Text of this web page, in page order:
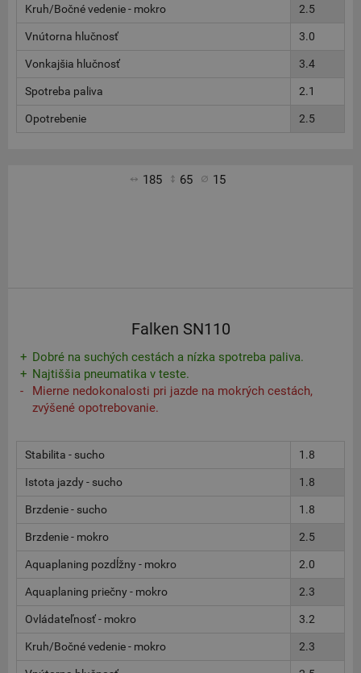
Kruh/Bočné vedenie - mokro 2.5
Vnútorna hlučnosť 3.0
Vonkajšia hlučnosť 3.4
Spotreba paliva 2.1
Opotrebenie 2.5
185 65 15
Falken SN110
Dobré na suchých cestách a nízka spotreba paliva.
Najtiššia pneumatika v teste.
Mierne nedokonalosti pri jazde na mokrých cestách,
zvýšené opotrebovanie.
Stabilita - sucho 1.8
Istota jazdy - sucho 1.8
Brzdenie - sucho 1.8
Brzdenie - mokro 2.5
Aquaplaning pozdĺžny - mokro 2.0
Aquaplaning priečny - mokro 2.3
Ovládateľnosť - mokro 3.2
Kruh/Bočné vedenie - mokro 2.3